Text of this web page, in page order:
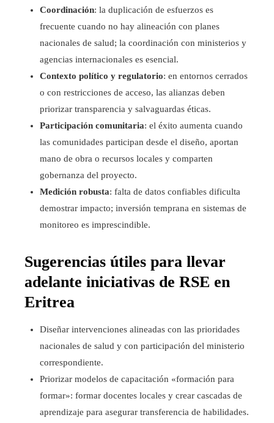
Coordinación: la duplicación de esfuerzos es
frecuente cuando no hay alineación con planes
nacionales de salud; la coordinación con ministerios y
agencias internacionales es esencial.
Contexto político y regulatorio: en entornos cerrados
o con restricciones de acceso, las alianzas deben
priorizar transparencia y salvaguardas éticas.
Participación comunitaria: el éxito aumenta cuando
las comunidades participan desde el diseño, aportan
mano de obra o recursos locales y comparten
gobernanza del proyecto.
Medición robusta: falta de datos confiables dificulta
demostrar impacto; inversión temprana en sistemas de
monitoreo es imprescindible.
Sugerencias útiles para llevar
adelante iniciativas de RSE en
Eritrea
Diseñar intervenciones alineadas con las prioridades
nacionales de salud y con participación del ministerio
correspondiente.
Priorizar modelos de capacitación «formación para
formar»: formar docentes locales y crear cascadas de
aprendizaje para asegurar transferencia de habilidades.